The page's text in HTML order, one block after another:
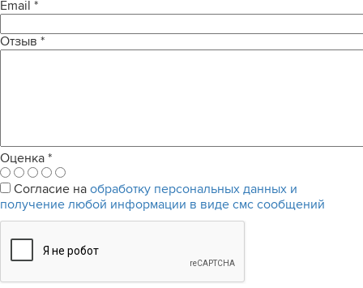
Email *
Отзыв *
Оценка *
Согласие на обработку персональных данных и
получение любой информации в виде смс сообщений